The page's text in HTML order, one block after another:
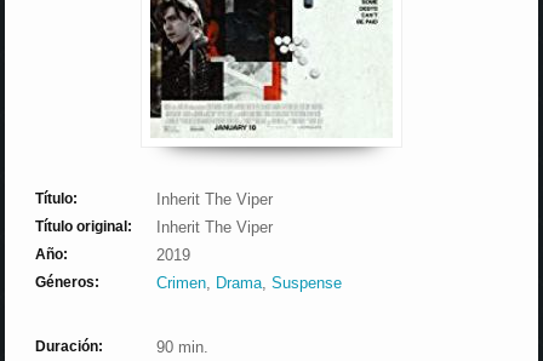
Título: Inherit The Viper
Título original: Inherit The Viper
Año: 2019
Géneros: Crimen, Drama,Suspense
Duración: 90 min.